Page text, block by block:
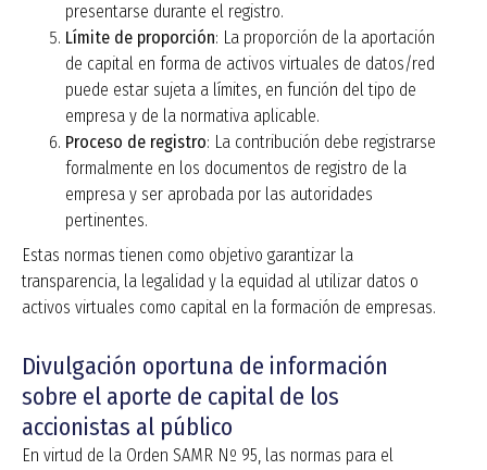
presentarse durante el registro.
Límite de proporción: La proporción de la aportación
de capital en forma de activos virtuales de datos/red
puede estar sujeta a límites, en función del tipo de
empresa y de la normativa aplicable.
Proceso de registro: La contribución debe registrarse
formalmente en los documentos de registro de la
empresa y ser aprobada por las autoridades
pertinentes.
Estas normas tienen como objetivo garantizar la
transparencia, la legalidad y la equidad al utilizar datos o
activos virtuales como capital en la formación de empresas.
Divulgación oportuna de información
sobre el aporte de capital de los
accionistas al público
En virtud de la Orden SAMR Nº 95, las normas para el